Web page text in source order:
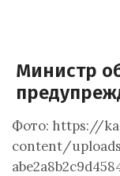
Министр
Фото: https://
content/